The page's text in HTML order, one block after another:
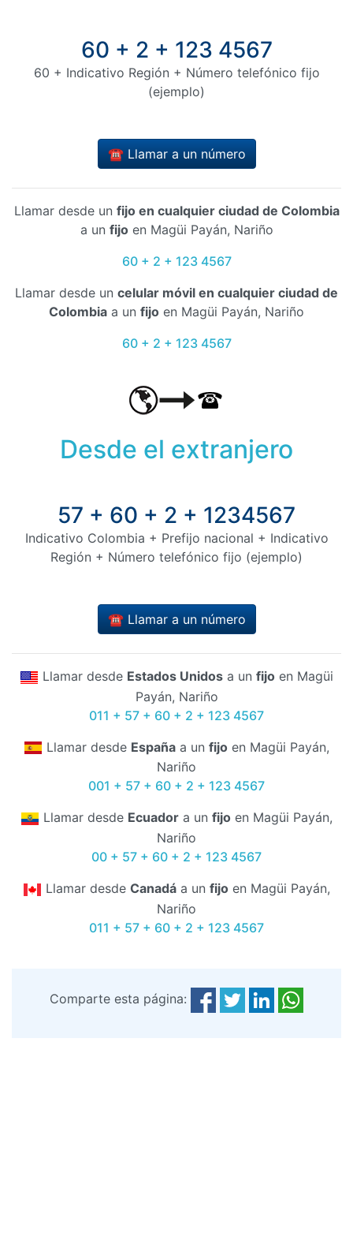
60 + 2 + 123 4567
60 + Indicativo Región + Número telefónico fijo
(ejemplo)
☎️ Llamar a un número
Llamar desde un fijo en cualquier ciudad de Colombia
a un fijoen Magüi Payán, Nariño
60 + 2 + 123 4567
Llamar desde un celular móvil en cualquier ciudad de
Colombia a un fijo en Magüi Payán, Nariño
60 + 2 + 123 4567
Desde el extranjero
57 + 60 + 2 + 1234567
Indicativo Colombia + Prefijo nacional + Indicativo
Región + Número telefónico fijo (ejemplo)
☎️ Llamar a un número
Llamar desde Estados Unidos a un fijo en Magüi
Payán, Nariño
011 + 57 + 60 + 2 + 123 4567
Llamar desde España a un fijo en Magüi Payán,
Nariño
001 + 57 + 60 + 2 + 123 4567
Llamar desde Ecuador a un fijo en Magüi Payán,
Nariño
00 + 57 + 60 + 2 + 123 4567
Llamar desde Canadá a un fijo en Magüi Payán,
Nariño
011 + 57 + 60 + 2 + 123 4567
Comparte esta página: